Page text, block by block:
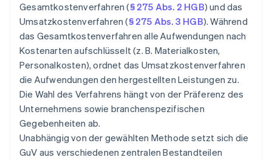
Gesamtkostenverfahren (§ 275 Abs. 2 HGB) und das
Umsatzkostenverfahren (§ 275 Abs. 3 HGB). Während
das Gesamtkostenverfahren alle Aufwendungen nach
Kostenarten aufschlüsselt (z. B. Materialkosten,
Personalkosten), ordnet das Umsatzkostenverfahren
die Aufwendungen den hergestellten Leistungen zu.
Die Wahl des Verfahrens hängt von der Präferenz des
Unternehmens sowie branchenspezifischen
Gegebenheiten ab.
Unabhängig von der gewählten Methode setzt sich die
GuV aus verschiedenen zentralen Bestandteilen